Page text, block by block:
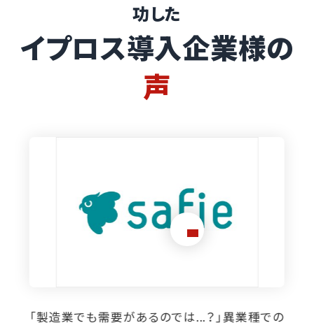
功した
イプロス導入企業様の
声
想定外のニーズ発掘に寄与。イプロス掲載によ